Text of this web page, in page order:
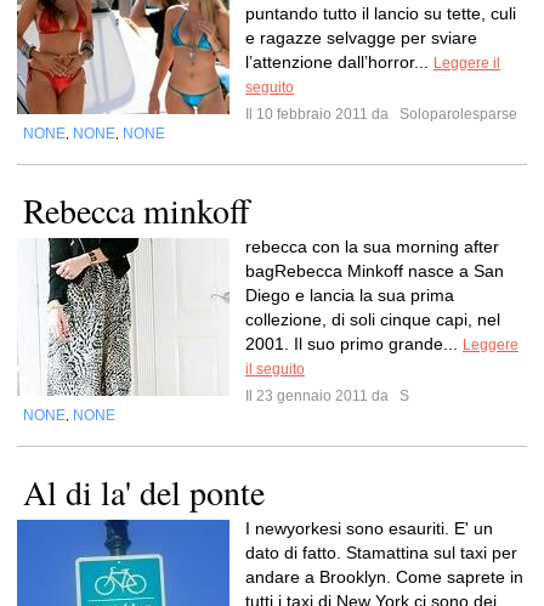
puntando tutto il lancio su tette, culi
e ragazze selvagge per sviare
l’attenzione dall’horror...
Leggere il
seguito
Il 10 febbraio 2011 da
Soloparolesparse
NONE NONE NONE
Rebecca minkoff
rebecca con la sua morning after
bagRebecca Minkoff nasce a San
Diego e lancia la sua prima
collezione, di soli cinque capi, nel
2001. Il suo primo grande...
Leggere
il seguito
Il 23 gennaio 2011 da
S
NONE NONE
Al di la' del ponte
I newyorkesi sono esauriti. E' un
dato di fatto. Stamattina sul taxi per
andare a Brooklyn. Come saprete in
tutti i taxi di New York ci sono dei